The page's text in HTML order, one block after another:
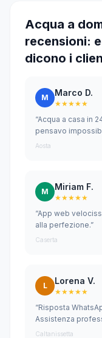
Acqua a
recensioni:
dicono i
M Marco D.
★★★★★
“Acqua a casa in
pensavo
Aosta
M Miriam F.
★★★★★
“App web
alla perfezione.”
Caserta
L Lorena V.
★★★★★
“Risposta
Assistenza
Caltanissetta